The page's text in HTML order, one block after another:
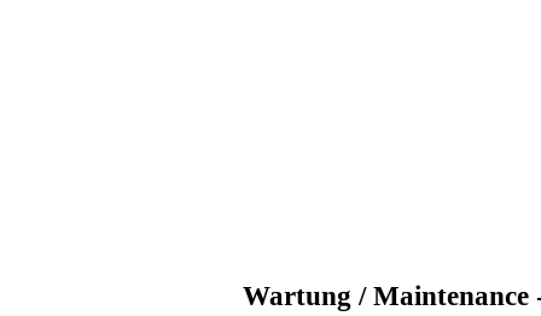
Wartung / Maintenance